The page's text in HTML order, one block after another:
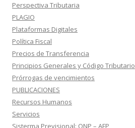
Perspectiva Tributaria
PLAGIO
Plataformas Digitales
Política Fiscal
Precios de Transferencia
Principios Generales y Código Tributario
Prórrogas de vencimientos
PUBLICACIONES
Recursos Humanos
Servicios
Sisterma Previsional: ONP – AFP